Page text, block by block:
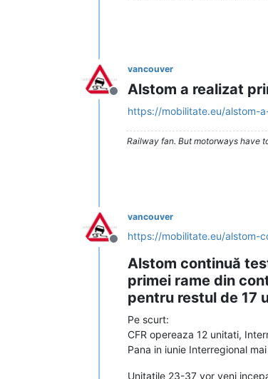
Deconectat
vancouver
Alstom a realizat
https://mobilitate.eu/alstom-
Railway fan. But motorways have
Deconectat
vancouver
https://mobilitate.eu/alstom-
Alstom continuă
primei rame din
pentru restul de 17
Pe scurt:
CFR opereaza 12 unitati,
Pana in iunie Interregional
Unitatile 23-37 vor veni